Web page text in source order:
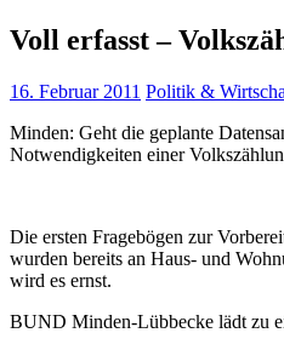
Voll erfasst –
16. Februar 2011 Politik &
Minden: Geht die geplante
Notwendigkeiten einer
Die ersten Fragebögen zur
wurden bereits an Haus- und
wird es ernst.
BUND Minden-Lübbecke lädt zu